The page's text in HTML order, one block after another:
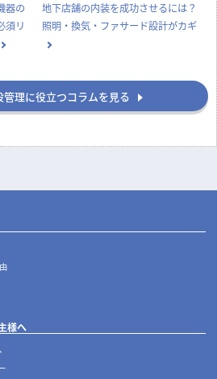
器の
須リ
地下店舗の内装を成功させるには？
照明・換気・ファサード設計がカギ
管理に役立つコラムを見る
様へ